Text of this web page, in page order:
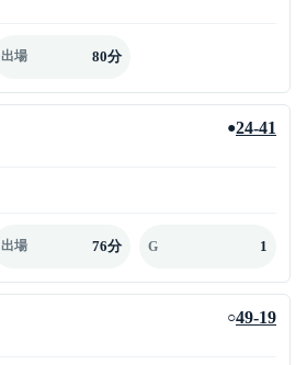
出場 80分
●24-41
出場 76分 G 1
○49-19